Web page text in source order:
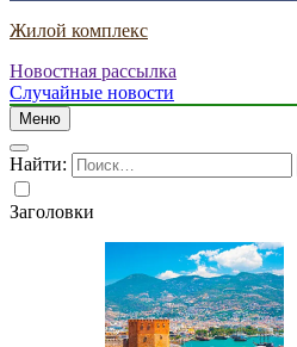
Жилой комплекс
Новостная рассылка
Случайные новости
Меню
Найти:
Заголовки